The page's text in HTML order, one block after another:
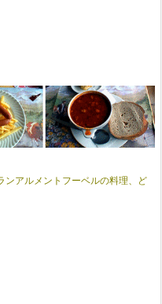
ーベルの料理、ど